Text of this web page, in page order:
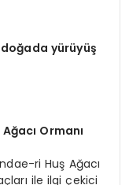
doğada yürüyüş
Ormanı
ri Huş Ağacı
ile ilgi çekici